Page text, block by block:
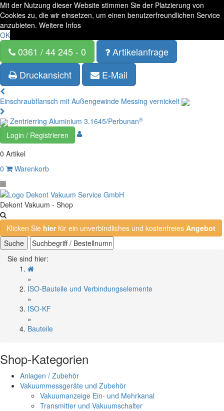
Mit der Nutzung dieser Website stimmen Sie der Platzierung von
Cookies zu, die wir einsetzen, um einen benutzerfreundlichen Service
anzubieten. Weitere Infos
OK
0361 / 44 245 - 0
Artikelanfrage
Druckansicht
E-Mail
Einschraubflansch mit Außengewinde Messing vernickelt
Zentrierring Aluminium 3.1645/Perbunan®
Login / Registrieren
0 Artikel
0
Warenkorb
Dekont Vakuum - Shop
Klicken Sie hierfür ein unverbindliches und kostenfreies Angebot
Suche
Sie sind hier:
»
ISO-Bauteile und Verbindungselemente
»
ISO-KF
»
Bauteile
Shop-Kategorien
Anlagen / Zubehör
Vakuummessgeräte und Zubehör
Vakuumanzeige Ein- und Mehrkanal
Transmitter und Vakuumschalter